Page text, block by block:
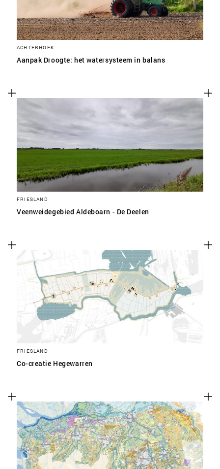
ACHTERHOEK
Aanpak Droogte: het watersysteem in balans
FRIESLAND
Veenweidegebied Aldeboarn - De Deelen
FRIESLAND
Co-creatie Hegewarren